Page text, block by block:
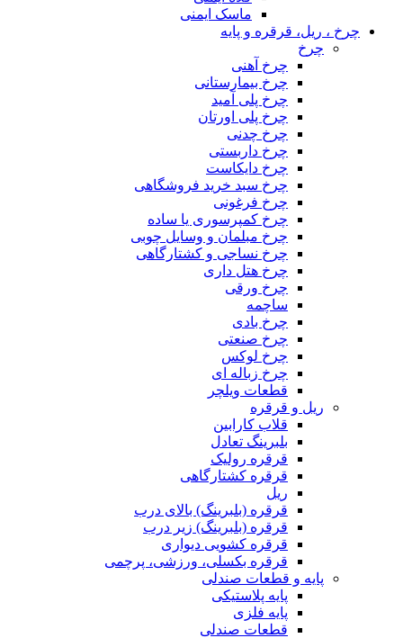
ماسک ایمنی
چرخ ، ریل، قرقره و پایه
چرخ
چرخ آهنی
چرخ بیمارستانی
چرخ پلی آمید
چرخ پلی اورتان
چرخ چدنی
چرخ داربستی
چرخ دایکاست
چرخ سبد خرید فروشگاهی
چرخ فرغونی
چرخ کمپرسوری یا ساده
چرخ مبلمان و وسایل چوبی
چرخ نساجی و کشتارگاهی
چرخ هتل داری
چرخ ورقی
ساچمه
چرخ بادی
چرخ صنعتی
چرخ لوکس
چرخ زباله ای
قطعات ویلچر
ریل و قرقره
قلاب کارابین
بلبرینگ تعادل
قرقره رولیک
قرقره کشتارگاهی
ریل
قرقره (بلبرینگ) بالای درب
قرقره (بلبرینگ) زیر درب
قرقره کشویی دیواری
قرقره بکسلی، ورزشی، پرچمی
پایه و قطعات صندلی
پایه پلاستیکی
پایه فلزی
قطعات صندلی